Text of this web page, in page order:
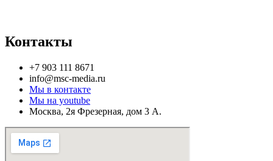
Контакты
+7 903 111 8671
info@msc-media.ru
Мы в контакте
Мы на youtube
Москва, 2я Фрезерная, дом 3 А.